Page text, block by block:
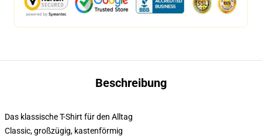
Beschreibung
Das klassische T-Shirt für den Alltag
Classic, großzügig, kastenförmig